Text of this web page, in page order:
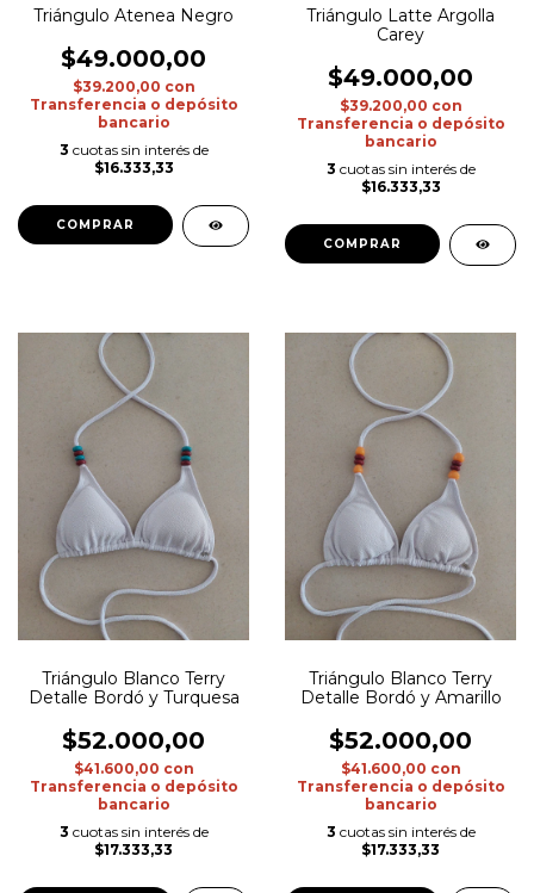
Triángulo Atenea Negro
$49.000,00
$39.200,00 con
Transferencia o depósito
bancario
3 cuotas sin interés de
$16.333,33
COMPRAR
Triángulo Latte Argolla
Carey
$49.000,00
$39.200,00 con
Transferencia o depósito
bancario
3 cuotas sin interés de
$16.333,33
COMPRAR
Triángulo Blanco Terry
Detalle Bordó y Turquesa
$52.000,00
$41.600,00 con
Transferencia o depósito
bancario
3 cuotas sin interés de
$17.333,33
Triángulo Blanco Terry
Detalle Bordó y Amarillo
$52.000,00
$41.600,00 con
Transferencia o depósito
bancario
3 cuotas sin interés de
$17.333,33